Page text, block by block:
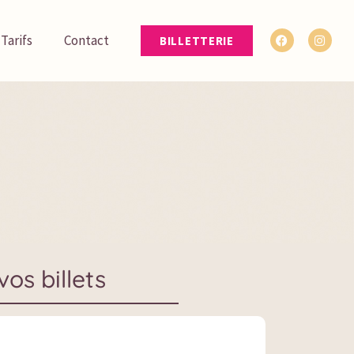
Contact BILLETTERIE
billets
Ils peuvent être adaptés pour votre OK